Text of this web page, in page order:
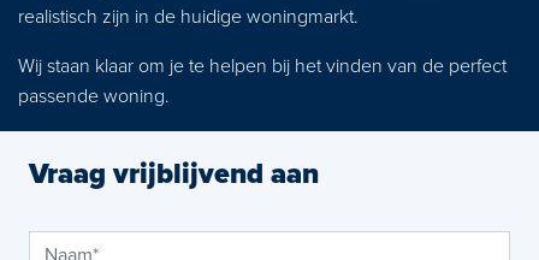
realistisch zijn in de huidige woningmarkt.
Wij staan klaar om je te helpen bij het vinden van de perfect
passende woning.
Vraag vrijblijvend aan